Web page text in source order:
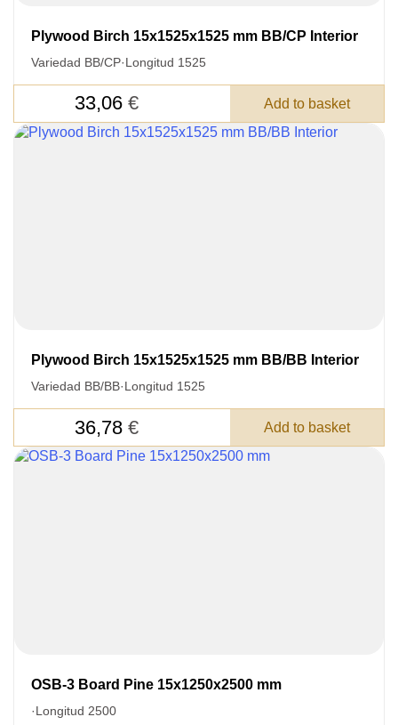
Plywood Birch 15x1525x1525 mm BB/CP Interior
Variedad BB/CP·Longitud 1525
33,06 € Add to basket
Plywood Birch 15x1525x1525 mm BB/BB Interior
Variedad BB/BB·Longitud 1525
36,78 € Add to basket
OSB-3 Board Pine 15x1250x2500 mm
·Longitud 2500